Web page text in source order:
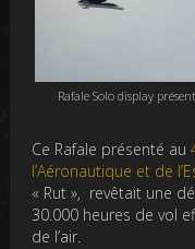
Rafale Solo display
Ce Rafale présenté au
l’Aéronautique et de
« Rut », revêtait une
30.000 heures de vol
de l’air.